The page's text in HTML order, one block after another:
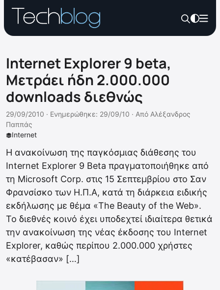
Internet Explorer 9 beta,
Μετράει ήδη 2.000.000
downloads διεθνώς
Internet
29/09/2010 · Ενημερώθηκε: 29/09/10 · Από Αλέξανδρος
Παππάς
Η ανακοίνωση της παγκόσμιας διάθεσης του
Internet Explorer 9 Beta πραγματοποιήθηκε από
τη Microsoft Corp. στις 15 Σεπτεμβρίου στο Σαν
Φρανσίσκο των Η.Π.Α, κατά τη διάρκεια ειδικής
εκδήλωσης με θέμα «The Beauty of the Web».
Το διεθνές κοινό έχει υποδεχτεί ιδιαίτερα θετικά
την ανακοίνωση της νέας έκδοσης του Internet
Explorer, καθώς περίπου 2.000.000 χρήστες
«κατέβασαν» […]